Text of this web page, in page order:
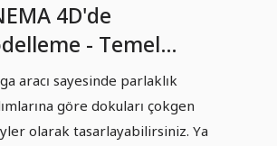
4D'de
- Temel
Bölüm 09 -
aracı sayesinde parlaklık
göre dokuları çokgen
olarak tasarlayabilirsiniz. Ya